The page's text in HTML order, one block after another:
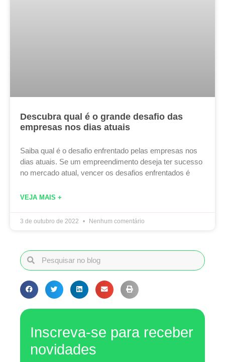
Descubra qual é o grande desafio das
empresas nos dias atuais
Saiba qual é o desafio enfrentado pelas empresas nos
dias atuais. Se um empreendimento deseja ter sucesso
no mercado atual, vencer os desafios enfrentados é
VEJA MAIS +
3 de outubro de 2022 Nenhum comentário
Inscreva-se para receber
novidades